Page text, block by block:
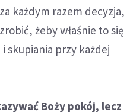
każdym razem decyzja,
żeby właśnie to się
skupiania przy każdej
Boży pokój, lecz